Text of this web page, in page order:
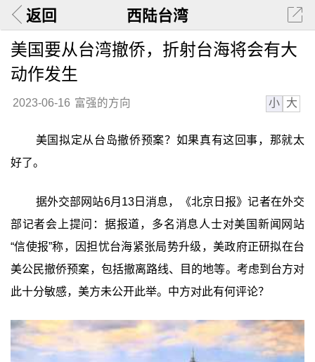
返回 西陆台湾
美国要从台湾撤侨，折射台海将会有大
动作发生
2023-06-16 富强的方向 小 大
美国拟定从台岛撤侨预案？如果真有这回事，那就太
好了。
据外交部网站6月13日消息，《北京日报》记者在外交
部记者会上提问：据报道，多名消息人士对美国新闻网站
“信使报”称，因担忧台海紧张局势升级，美政府正研拟在台
美公民撤侨预案，包括撤离路线、目的地等。考虑到台方对
此十分敏感，美方未公开此举。中方对此有何评论？